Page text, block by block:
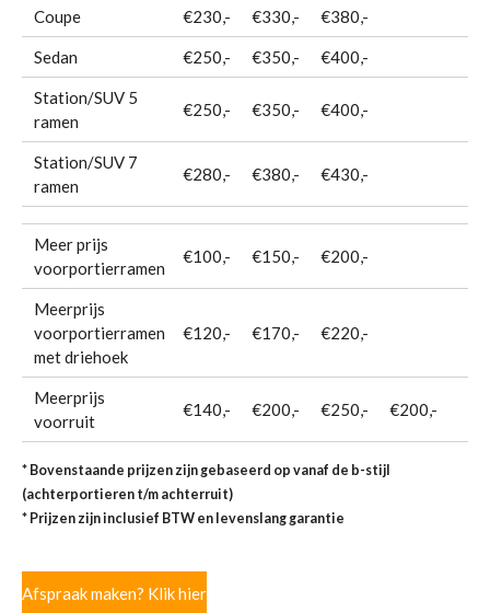
Coupe €230,- €330,- €380,-
Sedan €250,- €350,- €400,-
Station/SUV 5
ramen
€250,- €350,- €400,-
Station/SUV 7
ramen
€280,- €380,- €430,-
Meer prijs
voorportierramen
€100,- €150,- €200,-
Meerprijs
voorportierramen
met driehoek
€120,- €170,- €220,-
Meerprijs
voorruit
€140,- €200,- €250,- €200,-
* Bovenstaande prijzen zijn gebaseerd op vanaf de b-stijl
(achterportieren t/m achterruit)
* Prijzen zijn inclusief BTW en levenslang garantie
Afspraak maken? Klik hier